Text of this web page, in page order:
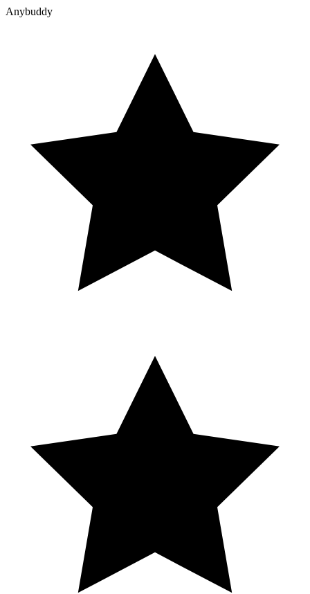
Anybuddy